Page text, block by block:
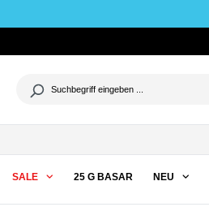
SALE 25 G BASAR NEU